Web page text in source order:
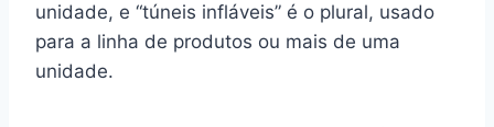
unidade, e “túneis infláveis” é o plural, usado
para a linha de produtos ou mais de uma
unidade.